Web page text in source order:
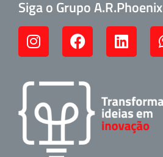
Siga o Grupo A.R.Phoenix